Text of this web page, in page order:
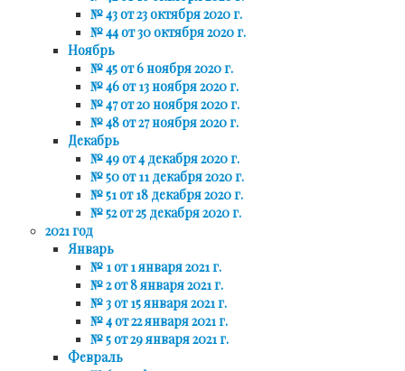
№ 43 от 23 октября 2020 г.
№ 44 от 30 октября 2020 г.
Ноябрь
№ 45 от 6 ноября 2020 г.
№ 46 от 13 ноября 2020 г.
№ 47 от 20 ноября 2020 г.
№ 48 от 27 ноября 2020 г.
Декабрь
№ 49 от 4 декабря 2020 г.
№ 50 от 11 декабря 2020 г.
№ 51 от 18 декабря 2020 г.
№ 52 от 25 декабря 2020 г.
2021 год
Январь
№ 1 от 1 января 2021 г.
№ 2 от 8 января 2021 г.
№ 3 от 15 января 2021 г.
№ 4 от 22 января 2021 г.
№ 5 от 29 января 2021 г.
Февраль